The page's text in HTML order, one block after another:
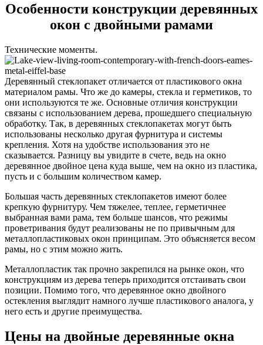
Особенности конструкции деревянных
окон с двойными рамами
Технические моменты.
Деревянный стеклопакет отличается от пластикового окна
материалом рамы. Что же до камеры, стекла и герметиков, то
они используются те же. Основные отличия конструкции
связаны с использованием дерева, прошедшего специальную
обработку. Так, в деревянных стеклопакетах могут быть
использованы несколько другая фурнитура и системы
крепления. Хотя на удобстве использования это не
сказывается. Разницу вы увидите в счете, ведь на окно
деревянное двойное цена куда выше, чем на окно из пластика,
пусть и с большим количеством камер.
Большая часть деревянных стеклопакетов имеют более
крепкую фурнитуру. Чем тяжелее, теплее, герметичнее
выбранная вами рама, тем больше шансов, что режимы
проветривания будут реализованы не по привычным для
металлопластиковых окон принципам. Это объясняется весом
рамы, но с этим можно жить.
Металлопластик так прочно закрепился на рынке окон, что
конструкциям из дерева теперь приходится отстаивать свои
позиции. Помимо того, что деревянное окно двойного
остекления выглядит намного лучше пластикового аналога, у
него есть и другие преимущества.
Цены на двойные деревянные окна